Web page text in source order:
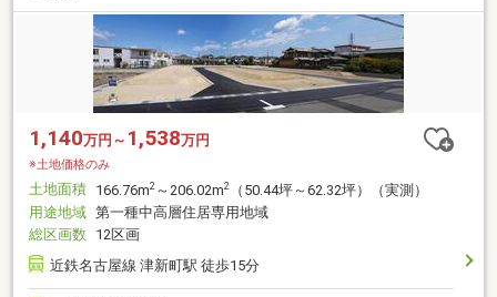
1,140万円～ 1,538万円
※土地価格のみ
土地面積 166.76m2 ～206.02m2
（50.44坪～62.32坪）（実測）
用途地域 第一種中高層住居専用地域
総区画数 12区画
近鉄名古屋線 津新町駅 徒歩15分